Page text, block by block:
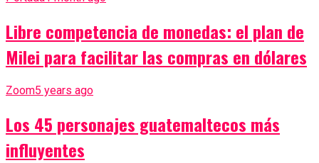
Libre competencia de monedas: el plan de
Milei para facilitar las compras en dólares
Zoom5 years ago
Los 45 personajes guatemaltecos más
influyentes